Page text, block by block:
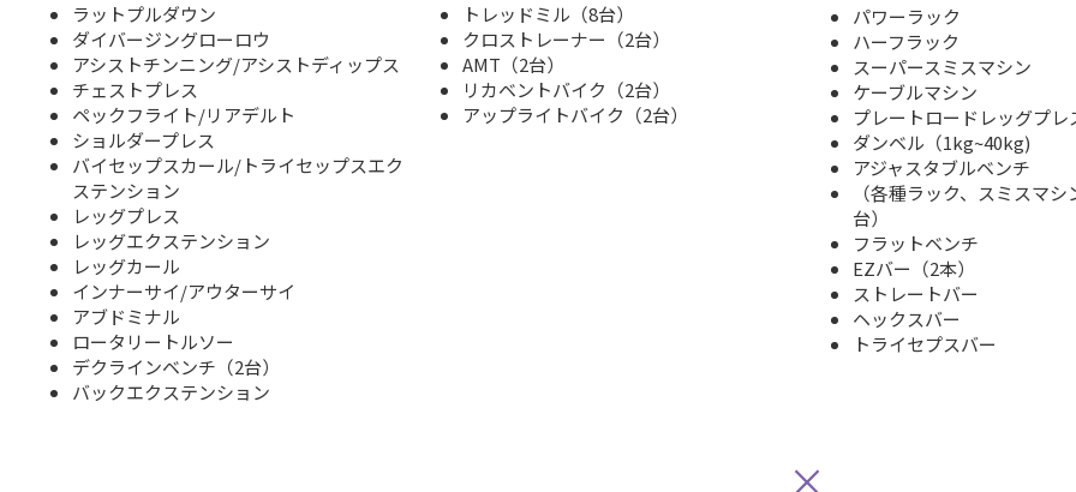
ラットプルダウン
ダイバージングローロウ
アシストチンニング/アシストディップス
チェストプレス
ペックフライト/リアデルト
ショルダープレス
バイセップスカール/トライセップスエク
ステンション
レッグプレス
レッグエクステンション
レッグカール
インナーサイ/アウターサイ
アブドミナル
ロータリートルソー
デクラインベンチ（2台）
バックエクステンション
トレッドミル（8台）
クロストレーナー（2台）
AMT（2台）
リカベントバイク（2台）
アップライトバイク（2台）
パワーラック
ハーフラック
スーパースミスマシン
ケーブルマシン
プレートロードレッグプレ
ダンベル（1kg~40kg)
アジャスタブルベンチ
（各種ラック、スミスマ
台）
フラットベンチ
EZバー（2本）
ストレートバー
ヘックスバー
トライセプスバー
×